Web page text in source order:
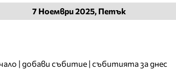
7 Ноември2025, Петък
| добави събитие | събитията за днес